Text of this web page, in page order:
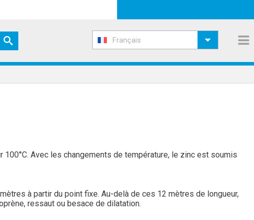
Français
Avec les changements de température, le zinc est soumis
à partir du point fixe. Au-delà de ces 12 mètres de longueur,
ressaut ou besace de dilatation.